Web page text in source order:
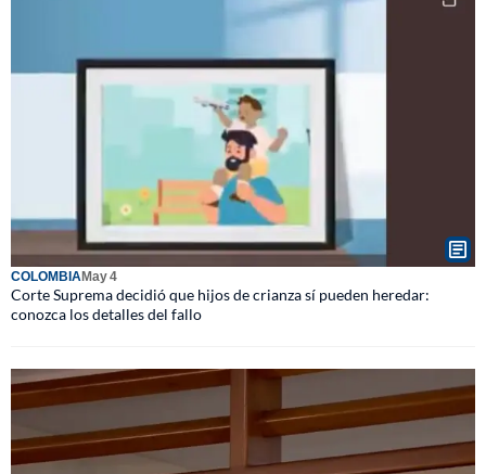
COLOMBIAMay 4
Corte Suprema decidió que hijos de crianza sí pueden heredar:
conozca los detalles del fallo